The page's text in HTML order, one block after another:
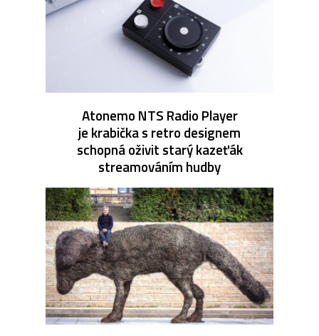
Atonemo NTS Radio Player
je krabička s retro designem
schopná oživit starý kazeťák
streamováním hudby